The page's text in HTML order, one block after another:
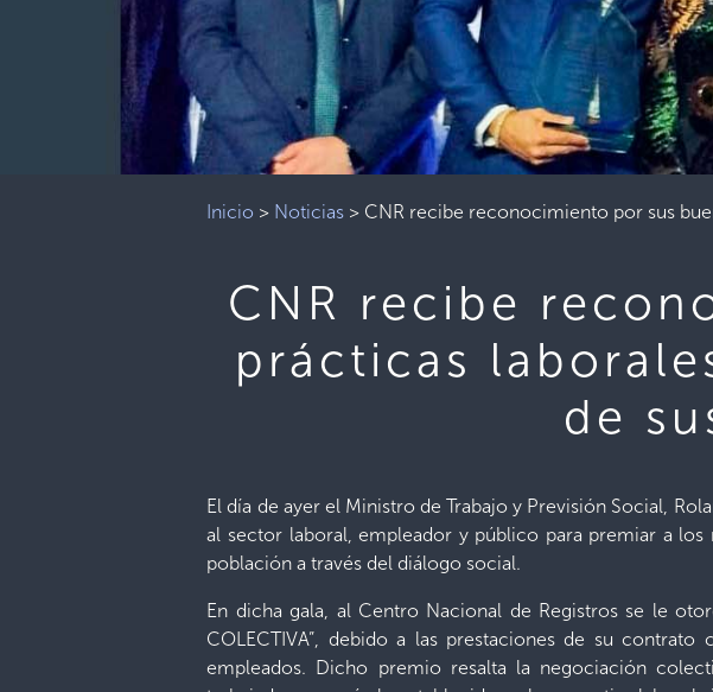
Inicio > Noticias > CNR recibe reconocimiento por sus
CNR recibe
prácticas
de
El día de ayer el Ministro de Trabajo y Previsión Social,
al sector laboral, empleador y público para premiar a
población a través del diálogo social.
En dicha gala, al Centro Nacional de Registros se le
COLECTIVA”, debido a las prestaciones de su
empleados. Dicho premio resalta la negociación